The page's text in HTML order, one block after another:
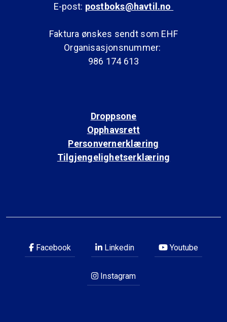
E-post: postboks@havtil.no
Faktura ønskes sendt som EHF
Organisasjonsnummer:
986 174 613
Droppsone
Opphavsrett
Personvernerklæring
Tilgjengelighetserklæring
Facebook Linkedin Youtube
Instagram